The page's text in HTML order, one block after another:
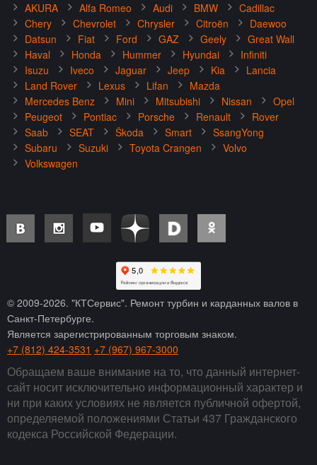
AKURA Alfa Romeo Audi BMW
Cadillac
Chery
Chevrolet Chrysler Citroën
Daewoo
Datsun
Fiat Ford GAZ Geely
Great Wall
Haval
Honda Hummer Hyundai
Infiniti
Isuzu
Iveco Jaguar Jeep Kia
Lancia
Land Rover
Lexus Lifan
Mazda
Mercedes Benz
Mini Mitsubishi Nissan
Opel
Peugeot
Pontiac Porsche Renault
Rover
Saab
SEAT Škoda Smart
SsangYong
Subaru
Suzuki Toyota Crangen
Volvo
Volkswagen
© 2009-2026. "КТСервис". Ремонт турбин и карданных валов в
Санкт-Петербурге.
Является зарегистрированным торговым знаком.
+7 (812) 424-3531 +7 (967) 967-3000
Обращаем ваше внимание на то, что данный интернет-
сайт носит исключительно информационный характер и
ни при каких условиях не является публичной офертой,
определяемой положениями Статьи 437 Гражданского
кодекса Российской Федерации.